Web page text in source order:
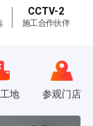
CCTV-2
施工合作伙伴
地 参观门店